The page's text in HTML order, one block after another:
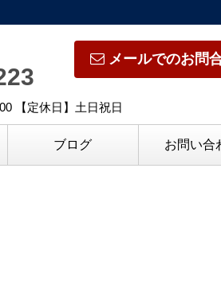
メールでのお問
【定休日】土日祝日
ブログ お問い合